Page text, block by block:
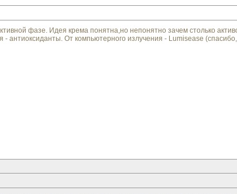
фазе. Идея крема понятна,но непонятно зачем столько
- антиоксиданты. От компьютерного излучения - Lumisease